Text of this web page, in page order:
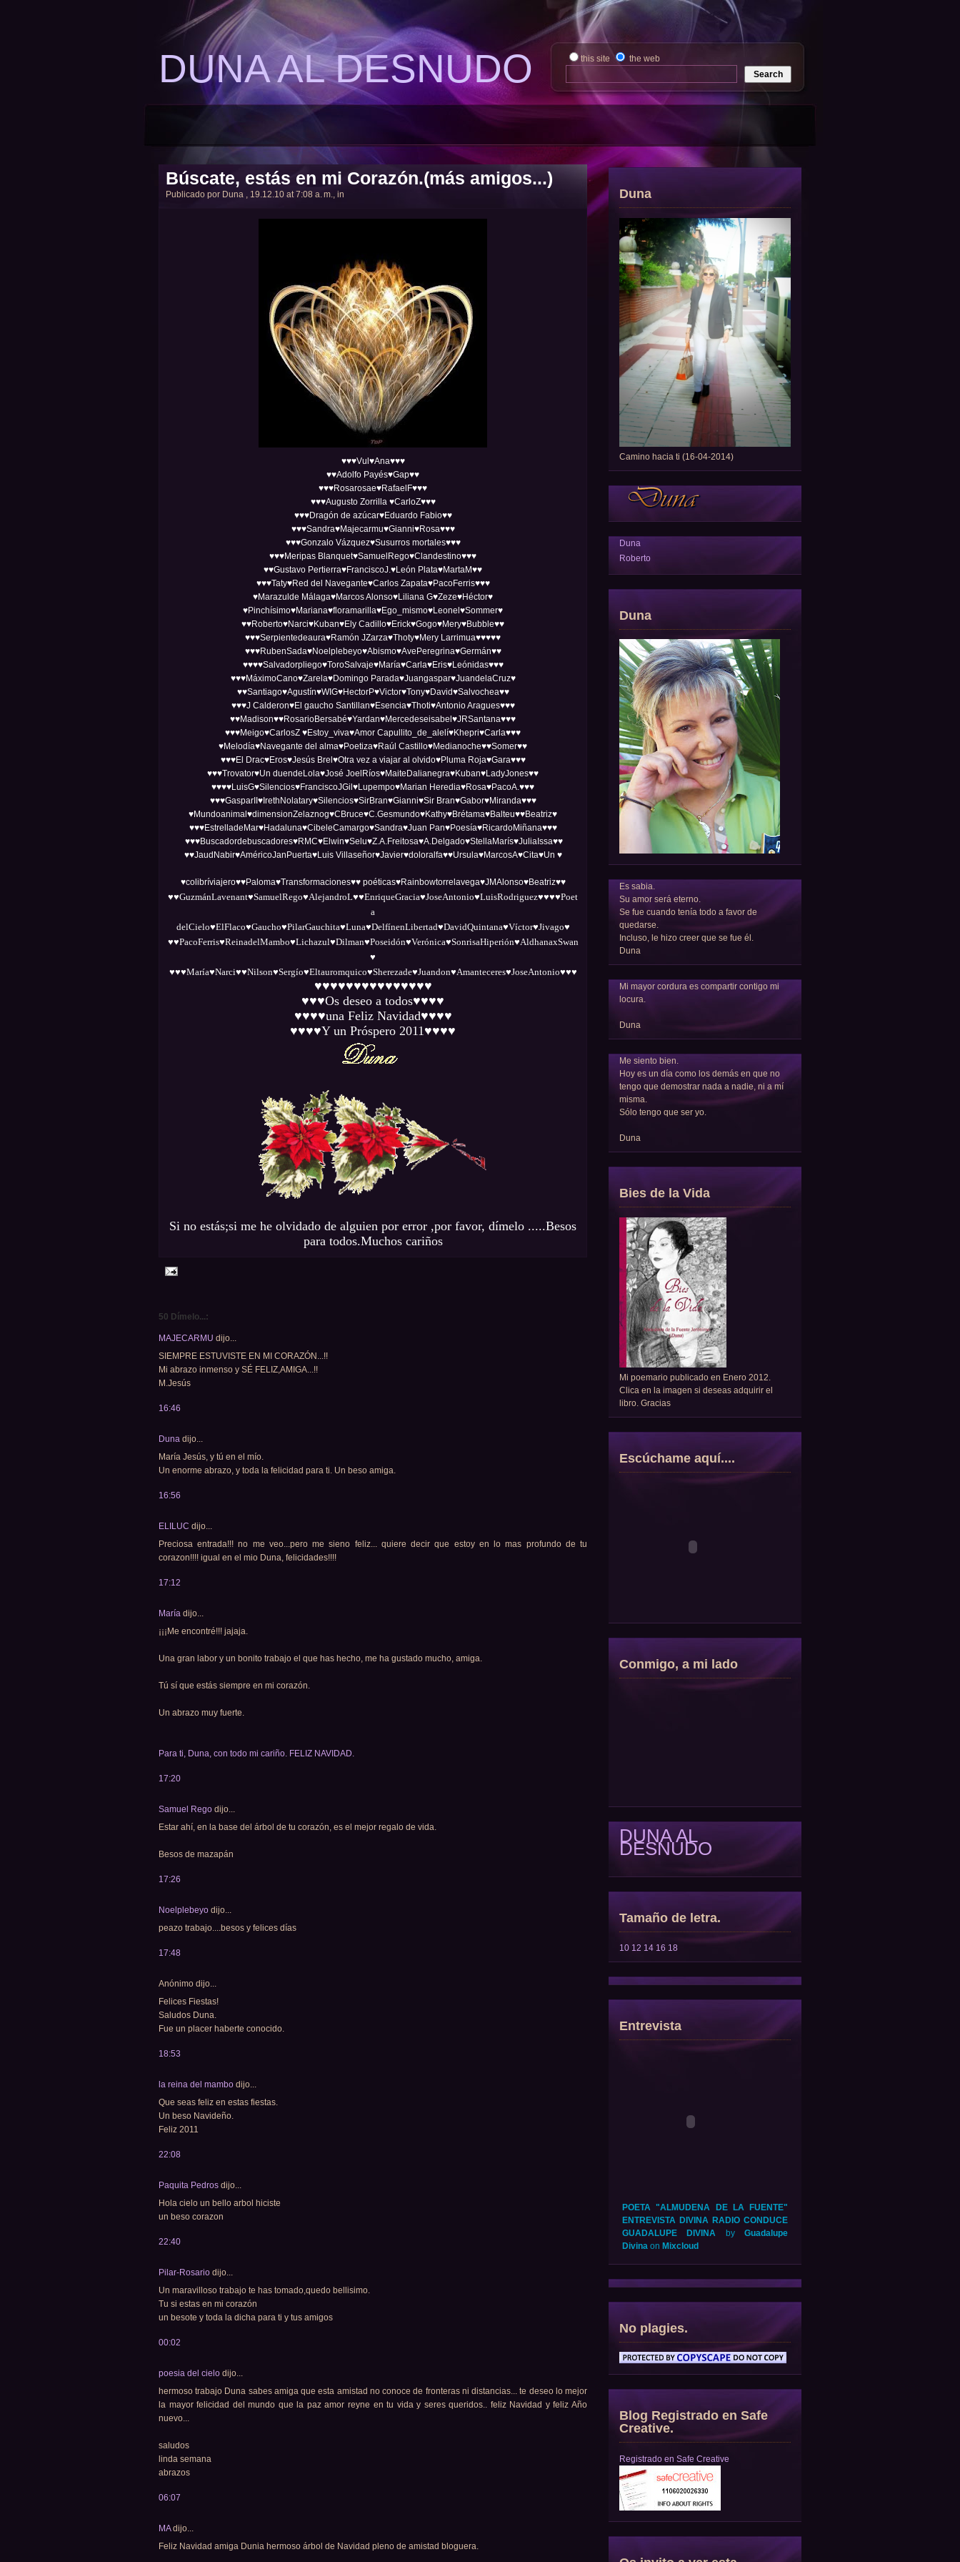
DUNA AL DESNUDO this site the web
Búscate, estás en mi Corazón.(más amigos...)
Publicado por Duna , 19.12.10 at 7:08 a. m., in
♥♥♥Vul♥Ana♥♥♥
♥♥Adolfo Payés♥Gap♥♥
♥♥♥Rosarosae♥RafaelF♥♥♥
♥♥♥Augusto Zorrilla ♥CarloZ♥♥♥
♥♥♥Dragón de azúcar♥Eduardo Fabio♥♥
♥♥♥Sandra♥Majecarmu♥Gianni♥Rosa♥♥♥
♥♥♥Gonzalo Vázquez♥Susurros mortales♥♥♥
♥♥♥Meripas Blanquet♥SamuelRego♥Clandestino♥♥♥
♥♥Gustavo Pertierra♥FranciscoJ.♥León Plata♥MartaM♥♥
♥♥♥Taty♥Red del Navegante♥Carlos Zapata♥PacoFerris♥♥♥
♥Marazulde Málaga♥Marcos Alonso♥Liliana G♥Zeze♥Héctor♥
♥Pinchísimo♥Mariana♥floramarilla♥Ego_mismo♥Leonel♥Sommer♥
♥♥Roberto♥Narci♥Kuban♥Ely Cadillo♥Erick♥Gogo♥Mery♥Bubble♥♥
♥♥♥Serpientedeaura♥Ramón JZarza♥Thoty♥Mery Larrimua♥♥♥♥♥
♥♥♥RubenSada♥Noelplebeyo♥Abismo♥AvePeregrina♥Germán♥♥
♥♥♥♥Salvadorpliego♥ToroSalvaje♥María♥Carla♥Eris♥Leónidas♥♥♥
♥♥♥MáximoCano♥Zarela♥Domingo Parada♥Juangaspar♥JuandelaCruz♥
♥♥Santiago♥Agustín♥WIG♥HectorP♥Victor♥Tony♥David♥Salvochea♥♥
♥♥♥J Calderon♥El gaucho Santillan♥Esencia♥Thoti♥Antonio Aragues♥♥♥
♥♥Madison♥♥RosarioBersabé♥Yardan♥Mercedeseisabel♥JRSantana♥♥♥
♥♥♥Meigo♥CarlosZ ♥Estoy_viva♥Amor Capullito_de_alelí♥Khepri♥Carla♥♥♥
♥Melodía♥Navegante del alma♥Poetiza♥Raúl Castillo♥Medianoche♥♥Somer♥♥
♥♥♥El Drac♥Eros♥Jesús Brel♥Otra vez a viajar al olvido♥Pluma Roja♥Gara♥♥♥
♥♥♥Trovator♥Un duendeLola♥José JoelRíos♥MaiteDalianegra♥Kuban♥LadyJones♥♥
♥♥♥♥LuisG♥Silencios♥FranciscoJGil♥Lupempo♥Marian Heredia♥Rosa♥PacoA.♥♥♥
♥♥♥GasparII♥IrethNolatary♥Silencios♥SirBran♥Gianni♥Sir Bran♥Gabor♥Miranda♥♥♥
♥Mundoanimal♥dimensionZelaznog♥CBruce♥C.Gesmundo♥Kathy♥Brétama♥Balteu♥♥Beatriz♥
♥♥♥EstrelladeMar♥Hadaluna♥CibeleCamargo♥Sandra♥Juan Pan♥Poesía♥RicardoMiñana♥♥♥
♥♥♥Buscadordebuscadores♥RMC♥Elwin♥Selu♥Z.A.Freitosa♥A.Delgado♥StellaMarís♥JuliaIssa♥♥
♥♥JaudNabir♥AméricoJanPuerta♥Luis Villaseñor♥Javier♥doloralfa♥♥Ursula♥MarcosA♥Cita♥Un ♥
♥colibríviajero♥♥Paloma♥Transformaciones♥♥ poéticas♥Rainbowtorrelavega♥JMAlonso♥Beatriz♥♥
♥♥GuzmánLavenant♥SamuelRego♥AlejandroL♥♥EnriqueGracia♥JoseAntonio♥LuisRodriguez♥♥♥♥Poet
a
delCielo♥ElFlaco♥Gaucho♥PilarGauchita♥Luna♥DelfínenLibertad♥DavidQuintana♥Víctor♥Jivago♥
♥♥PacoFerris♥ReinadelMambo♥Lichazul♥Dilman♥Poseidón♥Verónica♥SonrisaHiperión♥AldhanaxSwan
♥
♥♥♥María♥Narci♥♥Nilson♥Sergío♥Eltauromquico♥Sherezade♥Juandon♥Amanteceres♥JoseAntonio♥♥♥
♥♥♥♥♥♥♥♥♥♥♥♥♥♥♥
♥♥♥Os deseo a todos♥♥♥♥
♥♥♥♥una Feliz Navidad♥♥♥♥
♥♥♥♥Y un Próspero 2011♥♥♥♥
Si no estás;si me he olvidado de alguien por error ,por favor, dímelo .....Besos
para todos.Muchos cariños
50 Dímelo...:
MAJECARMU dijo...
SIEMPRE ESTUVISTE EN MI CORAZÓN...!!
Mi abrazo inmenso y SÉ FELIZ,AMIGA...!!
M.Jesús
16:46
Duna dijo...
María Jesús, y tú en el mío.
Un enorme abrazo, y toda la felicidad para ti. Un beso amiga.
16:56
ELILUC dijo...
Preciosa entrada!!! no me veo...pero me sieno feliz... quiere decir que estoy en lo mas profundo de tu
corazon!!!! igual en el mio Duna, felicidades!!!!
17:12
María dijo...
¡¡¡Me encontré!!! jajaja.
Una gran labor y un bonito trabajo el que has hecho, me ha gustado mucho, amiga.
Tú sí que estás siempre en mi corazón.
Un abrazo muy fuerte.
Para ti, Duna, con todo mi cariño. FELIZ NAVIDAD.
17:20
Samuel Rego dijo...
Estar ahí, en la base del árbol de tu corazón, es el mejor regalo de vida.
Besos de mazapán
17:26
Noelplebeyo dijo...
peazo trabajo....besos y felices días
17:48
Anónimo dijo...
Felices Fiestas!
Saludos Duna.
Fue un placer haberte conocido.
18:53
la reina del mambo dijo...
Que seas feliz en estas fiestas.
Un beso Navideño.
Feliz 2011
22:08
Paquita Pedros dijo...
Hola cielo un bello arbol hiciste
un beso corazon
22:40
Pilar-Rosario dijo...
Un maravilloso trabajo te has tomado,quedo bellisimo.
Tu si estas en mi corazón
un besote y toda la dicha para ti y tus amigos
00:02
poesia del cielo dijo...
hermoso trabajo Duna sabes amiga que esta amistad no conoce de fronteras ni distancias... te deseo lo mejor
la mayor felicidad del mundo que la paz amor reyne en tu vida y seres queridos.. feliz Navidad y feliz Año
nuevo...
saludos
linda semana
abrazos
06:07
MAdijo...
Feliz Navidad amiga Dunia hermoso árbol de Navidad pleno de amistad bloguera.
Duna
Camino hacia ti (16-04-2014)
Duna
Roberto
Duna
Es sabia.
Su amor será eterno.
Se fue cuando tenía todo a favor de
quedarse.
Incluso, le hizo creer que se fue él.
Duna
Mi mayor cordura es compartir contigo mi
locura.
Duna
Me siento bien.
Hoy es un día como los demás en que no
tengo que demostrar nada a nadie, ni a mí
misma.
Sólo tengo que ser yo.
Duna
Bies de la Vida
Mi poemario publicado en Enero 2012.
Clica en la imagen si deseas adquirir el
libro. Gracias
Escúchame aquí....
Conmigo, a mi lado
DUNA AL
DESNUDO
Tamaño de letra.
10 12 14 16 18
Entrevista
POETA "ALMUDENA DE LA FUENTE"
ENTREVISTA DIVINA RADIO CONDUCE
GUADALUPE DIVINA byGuadalupe
Divina on Mixcloud
No plagies.
Blog Registrado en Safe
Creative.
Registrado en Safe Creative